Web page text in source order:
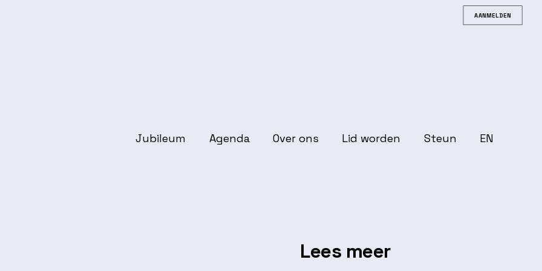
Jubileum Agenda Over ons Lid worden Steun EN
Lees meer
AANMELDEN